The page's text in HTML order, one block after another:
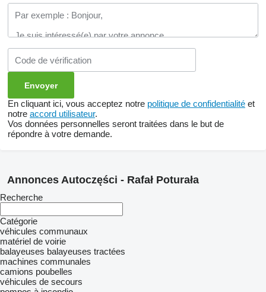
En cliquant ici, vous acceptez notre politique de confidentialité et
notre accord utilisateur.
Vos données personnelles seront traitées dans le but de
répondre à votre demande.
Annonces Autoczęści - Rafał Poturała
Recherche
Catégorie
véhicules communaux
matériel de voirie
balayeuses balayeuses tractées
machines communales
camions poubelles
véhicules de secours